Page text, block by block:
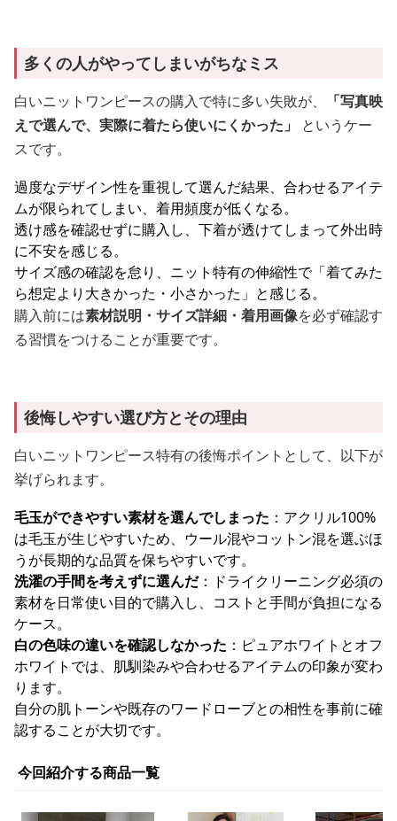
多くの人がやってしまいがちなミス
白いニットワンピースの購入で特に多い失敗が、
「写真映
えで選んで、実際に着たら使いにくかった」
というケー
スです。
過度なデザイン性を重視して選んだ結果、合わせるアイテ
ムが限られてしまい、着用頻度が低くなる。
透け感を確認せずに購入し、下着が透けてしまって外出時
に不安を感じる。
サイズ感の確認を怠り、ニット特有の伸縮性で「着てみた
ら想定より大きかった・小さかった」と感じる。
購入前には素材説明・サイズ詳細・着用画像を必ず確認す
る習慣をつけることが重要です。
後悔しやすい選び方とその理由
白いニットワンピース特有の後悔ポイントとして、以下が
挙げられます。
毛玉ができやすい素材を選んでしまった ：アクリル100%
は毛玉が生じやすいため、ウール混やコットン混を選ぶほ
うが長期的な品質を保ちやすいです。
洗濯の手間を考えずに選んだ：ドライクリーニング必須の
素材を日常使い目的で購入し、コストと手間が負担になる
ケース。
白の色味の違いを確認しなかった ：ピュアホワイトとオフ
ホワイトでは、肌馴染みや合わせるアイテムの印象が変わ
ります。
自分の肌トーンや既存のワードローブとの相性を事前に確
認することが大切です。
今回紹介する商品一覧